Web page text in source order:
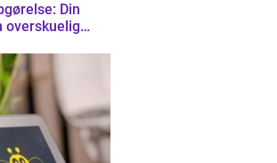
Din
overskuelig